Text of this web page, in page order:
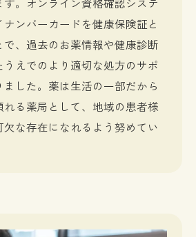
ンバーカードを健康保険証と
で、過去のお薬情報や健康診断
えでのより適切な処方のサポ
した。薬は生活の一部だから
れる薬局として、地域の患者様
な存在になれるよう努めてい